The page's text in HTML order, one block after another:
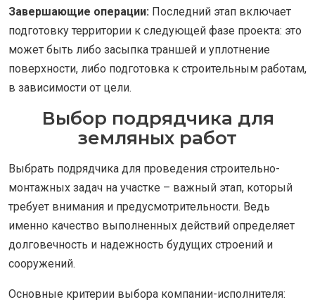
Завершающие операции: Последний этап включает
подготовку территории к следующей фазе проекта: это
может быть либо засыпка траншей и уплотнение
поверхности, либо подготовка к строительным работам,
в зависимости от цели.
Выбор подрядчика для
земляных работ
Выбрать подрядчика для проведения строительно-
монтажных задач на участке – важный этап, который
требует внимания и предусмотрительности. Ведь
именно качество выполненных действий определяет
долговечность и надежность будущих строений и
сооружений.
Основные критерии выбора компании-исполнителя: